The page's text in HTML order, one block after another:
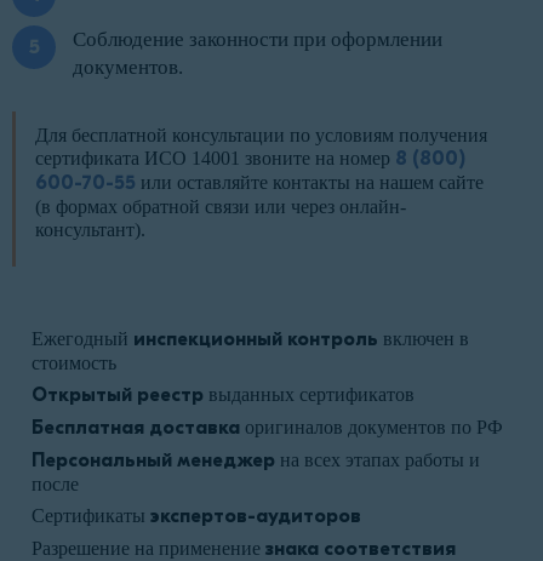
Соблюдение законности при оформлении
документов.
Для бесплатной консультации по условиям получения
сертификата ИСО 14001 звоните на номер 8 (800)
600-70-55 или оставляйте контакты на нашем сайте
(в формах обратной связи или через онлайн-
консультант).
Ежегодный инспекционный контроль включен в
стоимость
Открытый реестр выданных сертификатов
Бесплатная доставка оригиналов документов по РФ
Персональный менеджер на всех этапах работы и
после
Сертификаты экспертов-аудиторов
Разрешение на применение знака соответствия